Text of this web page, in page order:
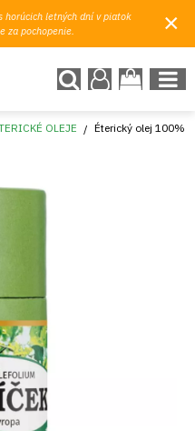
horúcich letných dní v piatok
za pochopenie.
×
OLEJE
Éterický olej 100%